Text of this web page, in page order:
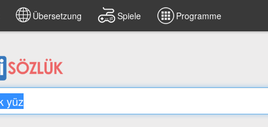
Übersetzung Spiele Programme